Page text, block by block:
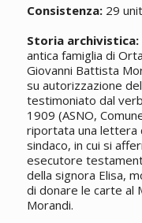
Consistenza:29
Storia archivistica:
antica famiglia di
Giovanni Battista
su autorizzazione
testimoniato dal
1909 (ASNO,
riportata una lettera
sindaco, in cui si
esecutore
della signora Elisa,
di donare le carte al
Morandi.